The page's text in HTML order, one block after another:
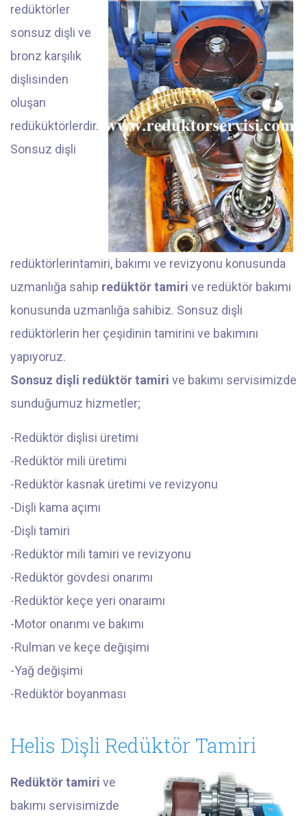
redüktörler
sonsuz dişli ve
bronz karşılık
dişlisinden
oluşan
redüküktörlerdir.
Sonsuz dişli
redüktörlerintamiri, bakımı ve revizyonu konusunda
uzmanlığa sahip redüktör tamiri ve redüktör bakımı
konusunda uzmanlığa sahibiz. Sonsuz dişli
redüktörlerin her çeşidinin tamirini ve bakımını
yapıyoruz.
Sonsuz dişli redüktör tamiri ve bakımı servisimizde
sunduğumuz hizmetler;
-Redüktör dişlisi üretimi
-Redüktör mili üretimi
-Redüktör kasnak üretimi ve revizyonu
-Dişli kama açımı
-Dişli tamiri
-Redüktör mili tamiri ve revizyonu
-Redüktör gövdesi onarımı
-Redüktör keçe yeri onaraımı
-Motor onarımı ve bakımı
-Rulman ve keçe değişimi
-Yağ değişimi
-Redüktör boyanması
Helis Dişli Redüktör Tamiri
Redüktör tamiri ve
bakımı servisimizde